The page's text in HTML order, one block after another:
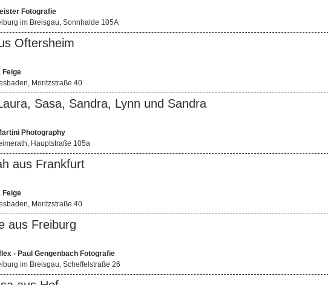
Fotografie
im Breisgau, Sonnhalde 105A
Oftersheim
Feige
Moritzstraße 40
Sasa, Sandra, Lynn und Sandra
Photography
Hauptstraße 105a
aus Frankfurt
Feige
Moritzstraße 40
aus Freiburg
- Paul Gengenbach Fotografie
im Breisgau, Scheffelstraße 26